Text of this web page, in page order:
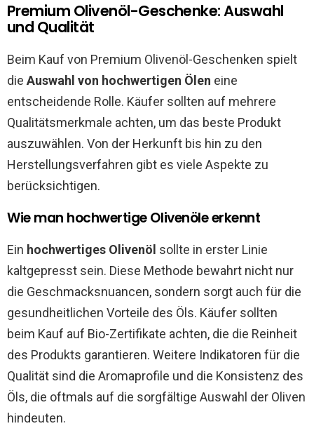
Premium Olivenöl-Geschenke: Auswahl
und Qualität
Beim Kauf von Premium Olivenöl-Geschenken spielt
die Auswahl von hochwertigen Ölen eine
entscheidende Rolle. Käufer sollten auf mehrere
Qualitätsmerkmale achten, um das beste Produkt
auszuwählen. Von der Herkunft bis hin zu den
Herstellungsverfahren gibt es viele Aspekte zu
berücksichtigen.
Wie man hochwertige Olivenöle erkennt
Ein hochwertiges Olivenöl sollte in erster Linie
kaltgepresst sein. Diese Methode bewahrt nicht nur
die Geschmacksnuancen, sondern sorgt auch für die
gesundheitlichen Vorteile des Öls. Käufer sollten
beim Kauf auf Bio-Zertifikate achten, die die Reinheit
des Produkts garantieren. Weitere Indikatoren für die
Qualität sind die Aromaprofile und die Konsistenz des
Öls, die oftmals auf die sorgfältige Auswahl der Oliven
hindeuten.